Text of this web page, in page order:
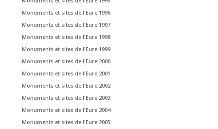
Monuments et sites de l'Eure 1996
Monuments et sites de l'Eure 1997
Monuments et sites de l'Eure 1998
Monuments et sites de l'Eure 1999
Monuments et sites de l'Eure 2000
Monuments et sites de l'Eure 2001
Monuments et sites de l'Eure 2002
Monuments et sites de l'Eure 2003
Monuments et sites de l'Eure 2004
Monuments et sites de l'Eure 2005